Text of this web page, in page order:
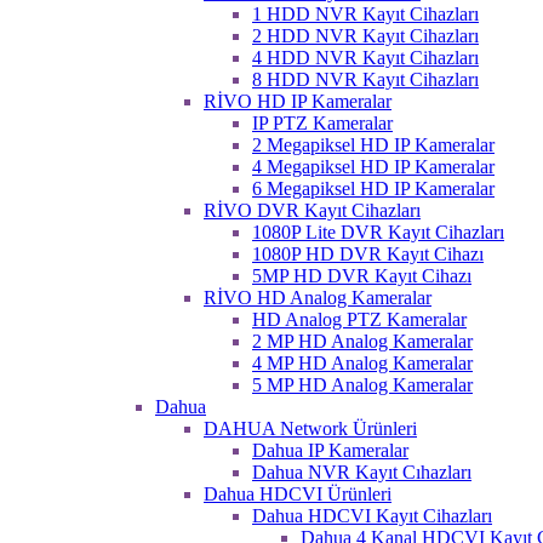
1 HDD NVR Kayıt Cihazları
2 HDD NVR Kayıt Cihazları
4 HDD NVR Kayıt Cihazları
8 HDD NVR Kayıt Cihazları
RİVO HD IP Kameralar
IP PTZ Kameralar
2 Megapiksel HD IP Kameralar
4 Megapiksel HD IP Kameralar
6 Megapiksel HD IP Kameralar
RİVO DVR Kayıt Cihazları
1080P Lite DVR Kayıt Cihazları
1080P HD DVR Kayıt Cihazı
5MP HD DVR Kayıt Cihazı
RİVO HD Analog Kameralar
HD Analog PTZ Kameralar
2 MP HD Analog Kameralar
4 MP HD Analog Kameralar
5 MP HD Analog Kameralar
Dahua
DAHUA Network Ürünleri
Dahua IP Kameralar
Dahua NVR Kayıt Cıhazları
Dahua HDCVI Ürünleri
Dahua HDCVI Kayıt Cihazları
Dahua 4 Kanal HDCVI Kayıt